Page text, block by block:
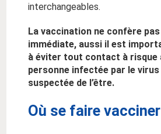
interchangeables.
La vaccination ne confère
immédiate, aussi il est
à éviter tout contact à risque
personne infectée par le
suspectée de l’être.
Où se faire